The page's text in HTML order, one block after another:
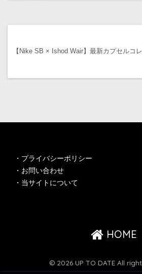
【Nike SB × Ishod Wair】最新カプセルコ
・ プライバシーポリシー
・ お問い合わせ
・ 当サイトについて
HOME
© 2026 UP TO DATE All